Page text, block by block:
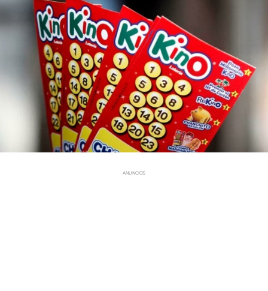
ANUNCIOS